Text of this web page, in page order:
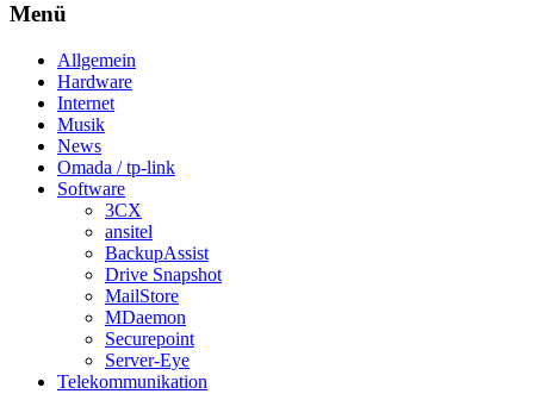
Menü
Allgemein
Hardware
Internet
Musik
News
Omada / tp-link
Software
3CX
ansitel
BackupAssist
Drive Snapshot
MailStore
MDaemon
Securepoint
Server-Eye
Telekommunikation